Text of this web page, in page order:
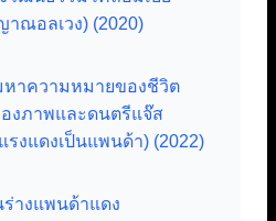
ณอลเวง) (2020)
หาความหมายของชีวิต
งภาพและดนตรีแจ๊ส
รงแดงเป็นแพนด้า) (2022)
ร่างแพนด้าแดง